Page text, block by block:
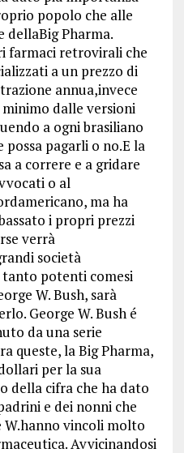
popolo che alle
Pharma.
farmaci retrovirali che
a un prezzo di
annua,invece
dalle versioni
a ogni brasiliano
possa pagarli o no.E la
a correre e a gridare
o al
ma ha
i propri prezzi
verrà
società
potenti comesi
W. Bush, sarà
George W. Bush é
da una serie
queste, la Big Pharma,
per la sua
della cifra che ha dato
e dei nonni che
W.hanno vincoli molto
Avvicinandosi